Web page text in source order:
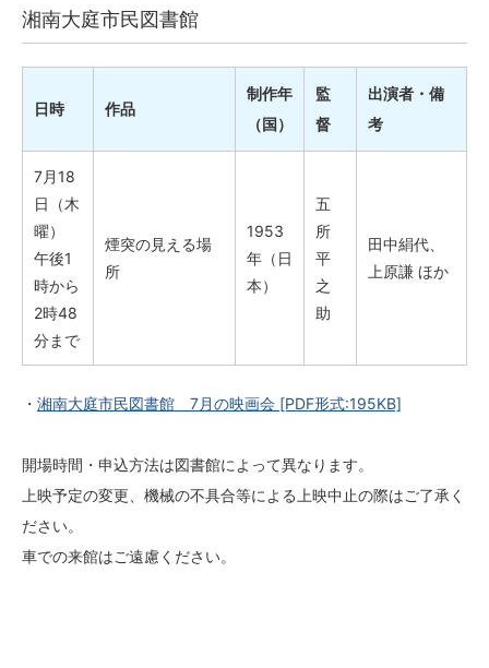
湘南大庭市民図書館
日時 作品
制作年
（国）
監
督
出演者・備
考
7月18
日（木
曜）
午後1
時から
2時48
分まで
煙突の見える場
所
1953
年（日
本）
五
所
平
之
助
田中絹代、
上原謙 ほか
・ 湘南大庭市民図書館 7月の映画会 [PDF形式:195KB]
開場時間・申込方法は図書館によって異なります。
上映予定の変更、機械の不具合等による上映中止の際はご了承く
ださい。
車での来館はご遠慮ください。